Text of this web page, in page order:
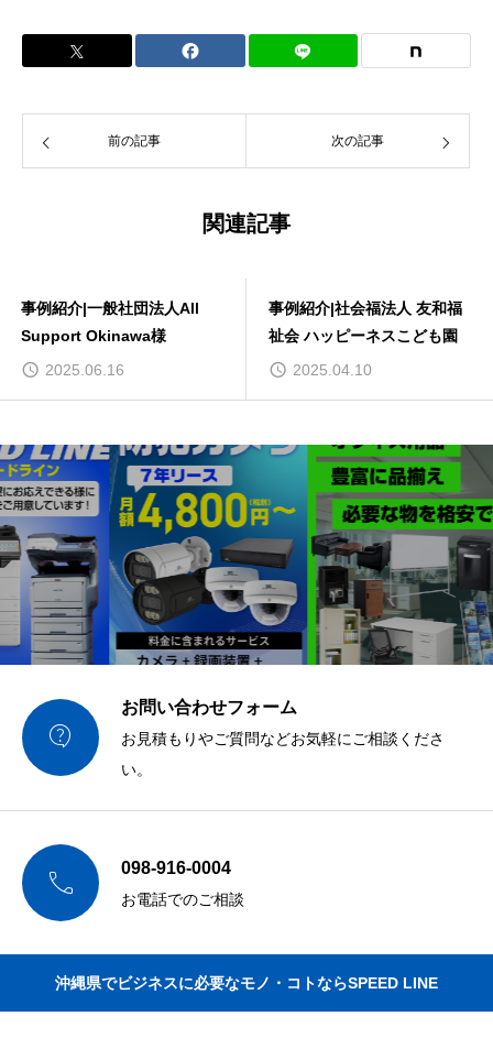
前の記事 次の記事
関連記事
事例紹介|一般社団法人All
Support Okinawa様
2025.06.16
事例紹介|社会福法人 友和福
祉会 ハッピーネスこども園
2025.04.10

お問い合わせフォーム
お見積もりやご質問などお気軽にご相談くださ
い。
 098-916-0004
お電話でのご相談
沖縄県でビジネスに必要なモノ・コトならSPEED LINE